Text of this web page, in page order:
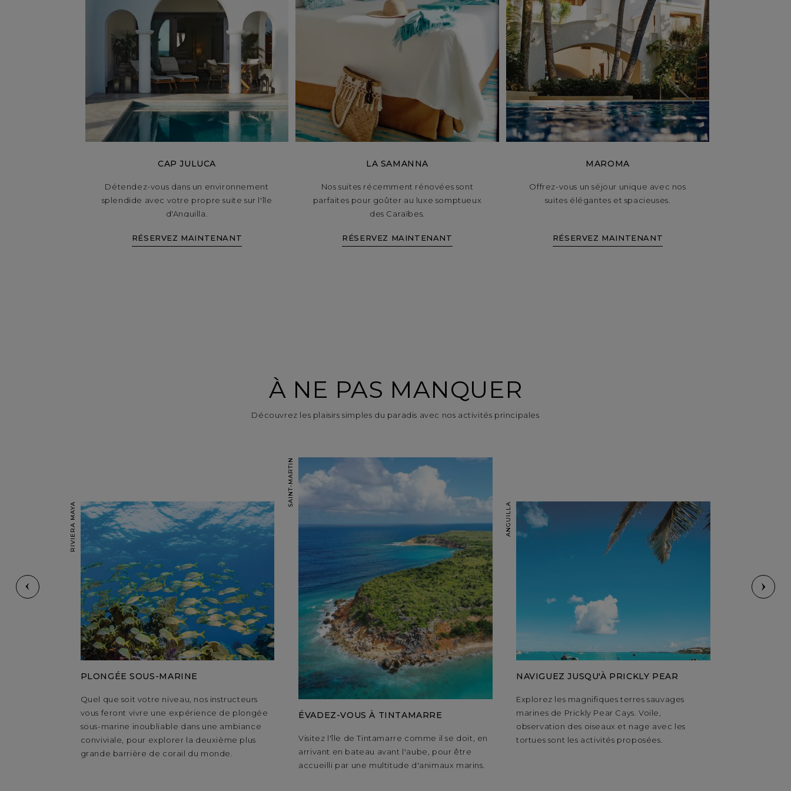
CAP JULUCA
Détendez-vous dans un environnement
splendide avec votre propre suite sur l'île
d'Anguilla.
RÉSERVEZ MAINTENANT
LA SAMANNA
Nos suites récemment rénovées sont
parfaites pour goûter au luxe somptueux
des Caraïbes.
RÉSERVEZ MAINTENANT
MAROMA
Offrez-vous un séjour unique avec nos
suites élégantes et spacieuses.
RÉSERVEZ MAINTENANT
À NE PAS MANQUER
Découvrez les plaisirs simples du paradis avec nos activités principales
SAINT-MARTIN
ÉVADEZ-VOUS À TINTAMARRE
Visitez l'île de Tintamarre comme il se doit, en
arrivant en bateau avant l'aube, pour être
accueilli par une multitude d'animaux marins.
ANGUILLA
NAVIGUEZ JUSQU'À PRICKLY PEAR
Explorez les magnifiques terres sauvages
marines de Prickly Pear Cays. Voile,
observation des oiseaux et nage avec les
tortues sont les activités proposées.
RIVIERA MAYA
PLONGÉE SOUS-MARINE
Quel que soit votre niveau, nos instructeurs
vous feront vivre une expérience de plongée
sous-marine inoubliable dans une ambiance
conviviale, pour explorer la deuxième plus
grande barrière de corail du monde.